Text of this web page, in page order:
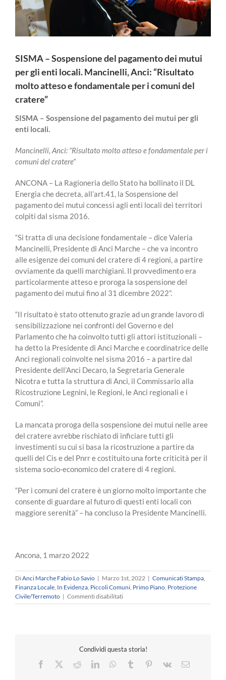
SISMA – Sospensione del pagamento dei mutui
per gli enti locali. Mancinelli, Anci: “Risultato
molto atteso e fondamentale per i comuni del
cratere”
SISMA – Sospensione del pagamento dei mutui per gli
enti locali.
Mancinelli, Anci: “Risultato molto atteso e fondamentale per i
comuni del cratere”
ANCONA – La Ragioneria dello Stato ha bollinato il DL
Energia che decreta, all’art.41, la Sospensione del
pagamento dei mutui concessi agli enti locali dei territori
colpiti dal sisma 2016.
“Si tratta di una decisione fondamentale – dice Valeria
Mancinelli, Presidente di Anci Marche – che va incontro
alle esigenze dei comuni del cratere di 4 regioni, a partire
ovviamente da quelli marchigiani. Il provvedimento era
particolarmente atteso e proroga la sospensione del
pagamento dei mutui fino al 31 dicembre 2022”.
“Il risultato è stato ottenuto grazie ad un grande lavoro di
sensibilizzazione nei confronti del Governo e del
Parlamento che ha coinvolto tutti gli attori istituzionali –
ha detto la Presidente di Anci Marche e coordinatrice delle
Anci regionali coinvolte nel sisma 2016 – a partire dal
Presidente dell’Anci Decaro, la Segretaria Generale
Nicotra e tutta la struttura di Anci, il Commissario alla
Ricostruzione Legnini, le Regioni, le Anci regionali e i
Comuni”.
La mancata proroga della sospensione dei mutui nelle aree
del cratere avrebbe rischiato di inficiare tutti gli
investimenti su cui si basa la ricostruzione a partire da
quelli del Cis e del Pnrr e costituito una forte criticità per il
sistema socio-economico del cratere di 4 regioni.
“Per i comuni del cratere è un giorno molto importante che
consente di guardare al futuro di questi enti locali con
maggiore serenità” – ha concluso la Presidente Mancinelli.
Ancona, 1 marzo 2022
DiAnci Marche Fabio Lo Savio | Marzo 1st, 2022 | Comunicati Stampa,
Finanza Locale, In Evidenza, Piccoli Comuni, Primo Piano, Protezione
Civile/Terremoto | Commenti disabilitatisu
SISMA
dei
mutui
per
Condividi questa storia!
Facebook
RedditLinkedInWhatsApp
Tumblr Pinterest
Vk Email